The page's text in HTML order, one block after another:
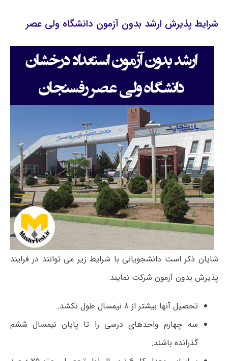
شرایط پذیرش ارشد بدون آزمون دانشگاه ولی عصر
شایان ذکر است دانشجویانی با شرایط زیر می توانند در فرایند
پذیرش بدون آزمون شرکت نمایند:
تحصیل آنها بیشتر از ۸ نیمسال طول نکشد.
سه چهارم واحدهای درسی را تا پایان نیمسال ششم
گذرانده باشند.